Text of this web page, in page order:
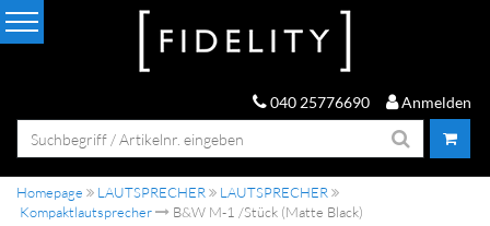
040 25776690 Anmelden
Homepage LAUTSPRECHER
LAUTSPRECHER
Kompaktlautsprecher
B&W M-1 /Stück (Matte Black)